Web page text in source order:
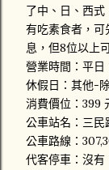
了中、日、西
有吃素食者，可
息，但8位以上
營業時間：平
休假日：其他-
消費價位：399
公車站名：三民
公車路線：
代客停車：沒有